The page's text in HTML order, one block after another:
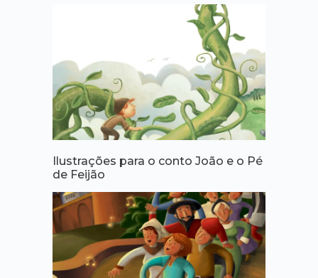
Ilustrações para o conto João e o Pé
de Feijão